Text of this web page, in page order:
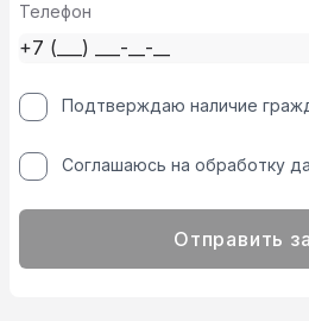
Телефон
Подтверждаю наличие
Соглашаюсь на обработку
Отправить